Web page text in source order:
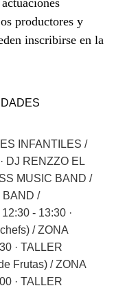
productores y
inscribirse en la
INFANTILES /
DJ RENZZO EL
MUSIC BAND /
BAND /
12:30 - 13:30 ·
/ ZONA
· TALLER
Frutas) / ZONA
· TALLER